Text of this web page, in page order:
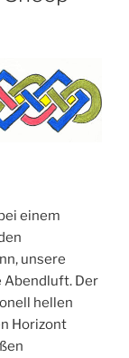
einem
unsere
Abendluft. Der
hellen
Horizont